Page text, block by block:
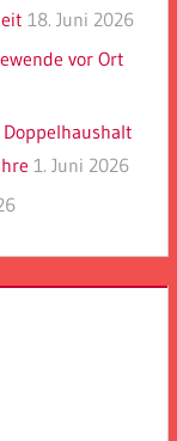
18. Juni 2026
vor Ort
1. Juni 2026